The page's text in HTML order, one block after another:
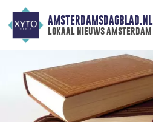
AMSTERDAMSDAGBLAD.NL
lokaal nieuws amsterdam